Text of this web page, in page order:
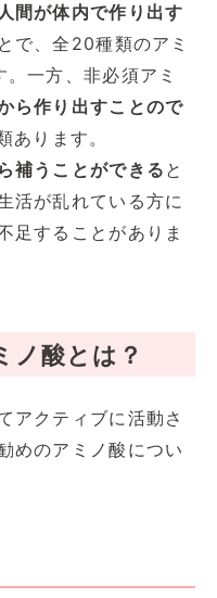
人間が体内で作り出す
で、全20種類のアミ
一方、非必須アミ
ら作り出すことので
あります。
補うことができる と
活が乱れている方に
足することがありま
ノ酸とは？
アクティブに活動さ
めのアミノ酸につい